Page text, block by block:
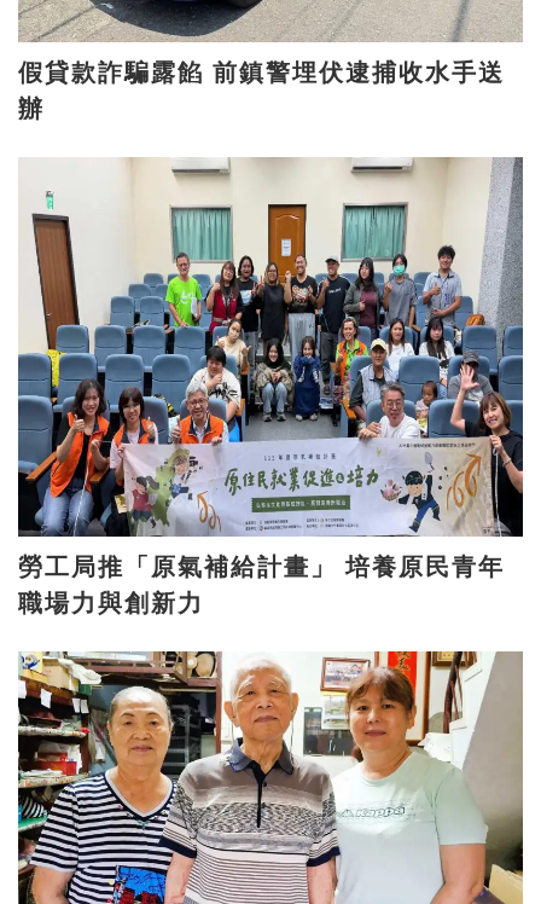
假貸款詐騙露餡 前鎮警埋伏逮捕收水手送
辦
勞工局推「原氣補給計畫」 培養原民青年
職場力與創新力